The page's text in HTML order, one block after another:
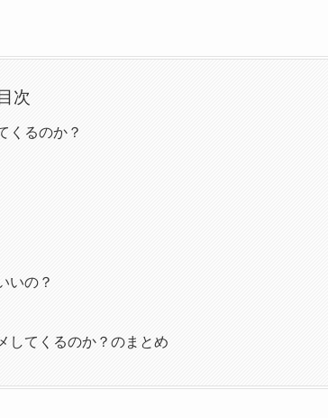
目次
くるのか？
いの？
してくるのか？のまとめ